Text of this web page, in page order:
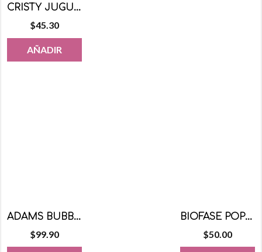
CRISTY JUGUETE MINI PELOTAS 20 PZS
$45.30
AÑADIR
BIOFASE POPOTE RETAIL 25CM 150 PZS
$50.00
ADAMS BUBBALOO CRACK-UPS 24 GRS 18 PZS
$99.90